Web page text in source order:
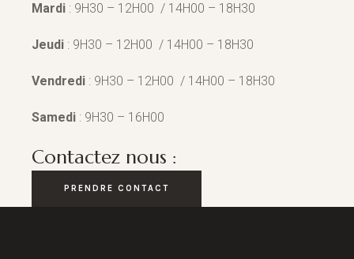
Mardi: 9H30 – 12H00 / 14H00 – 18H30
Jeudi : 9H30 – 12H00 / 14H00 – 18H30
Vendredi: 9H30 – 12H00 / 14H00 – 18H30
Samedi: 9H30 – 16H00
Contactez nous :
PRENDRE CONTACT